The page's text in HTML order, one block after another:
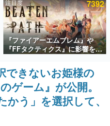
けない。『赫本』は、〈試験問題〉
小説集です。
ーム市場を担う若きクリエイター達
ーツと情熱を探っていきます。
たち
けた作家さんに取材し、ゲームが
やカルチャーに与えた影響を探る企
産業史
における主要なトピック・タイト
ごとのASMRや目覚ましアラー
ムも搭載
注目度 7392
『ファイアーエムブレム』や
『FFタクティクス』に影響を受
けた新作戦略RPG『Beaten
Path』2027年に発売へ。
PC（Steam）、PS5、Xbox、
Switch向けにリリース予定
できないお姫様の
ゲーム』が公開。
う」を選択して、